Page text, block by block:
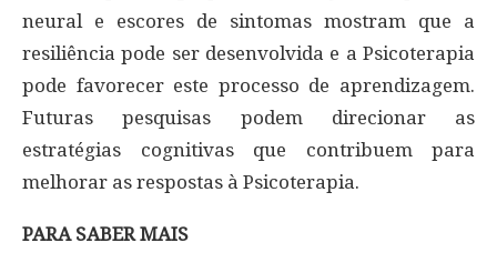
neural e escores de sintomas mostram que a
resiliência pode ser desenvolvida e a Psicoterapia
pode favorecer este processo de aprendizagem.
Futuras pesquisas podem direcionar as
estratégias cognitivas que contribuem para
melhorar as respostas à Psicoterapia.
PARA SABER MAIS